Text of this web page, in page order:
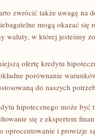
zwrócić także uwagę na
mogą ​okazać się
waluty, w której jesteśmy
​ofertę kredytu
⁤porównanie
do naszych‍
hipotecznego może być
się⁣ z ekspertem
oprocentowanie i prowizje